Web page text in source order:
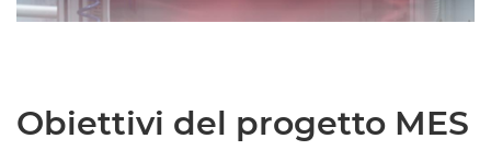
Obiettivi del progetto MES